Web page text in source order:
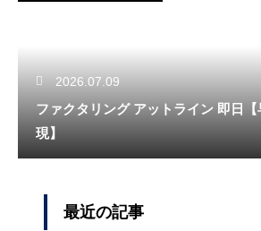
2026.07.09
ファクタリング アットライン 即日
現】
最近の記事